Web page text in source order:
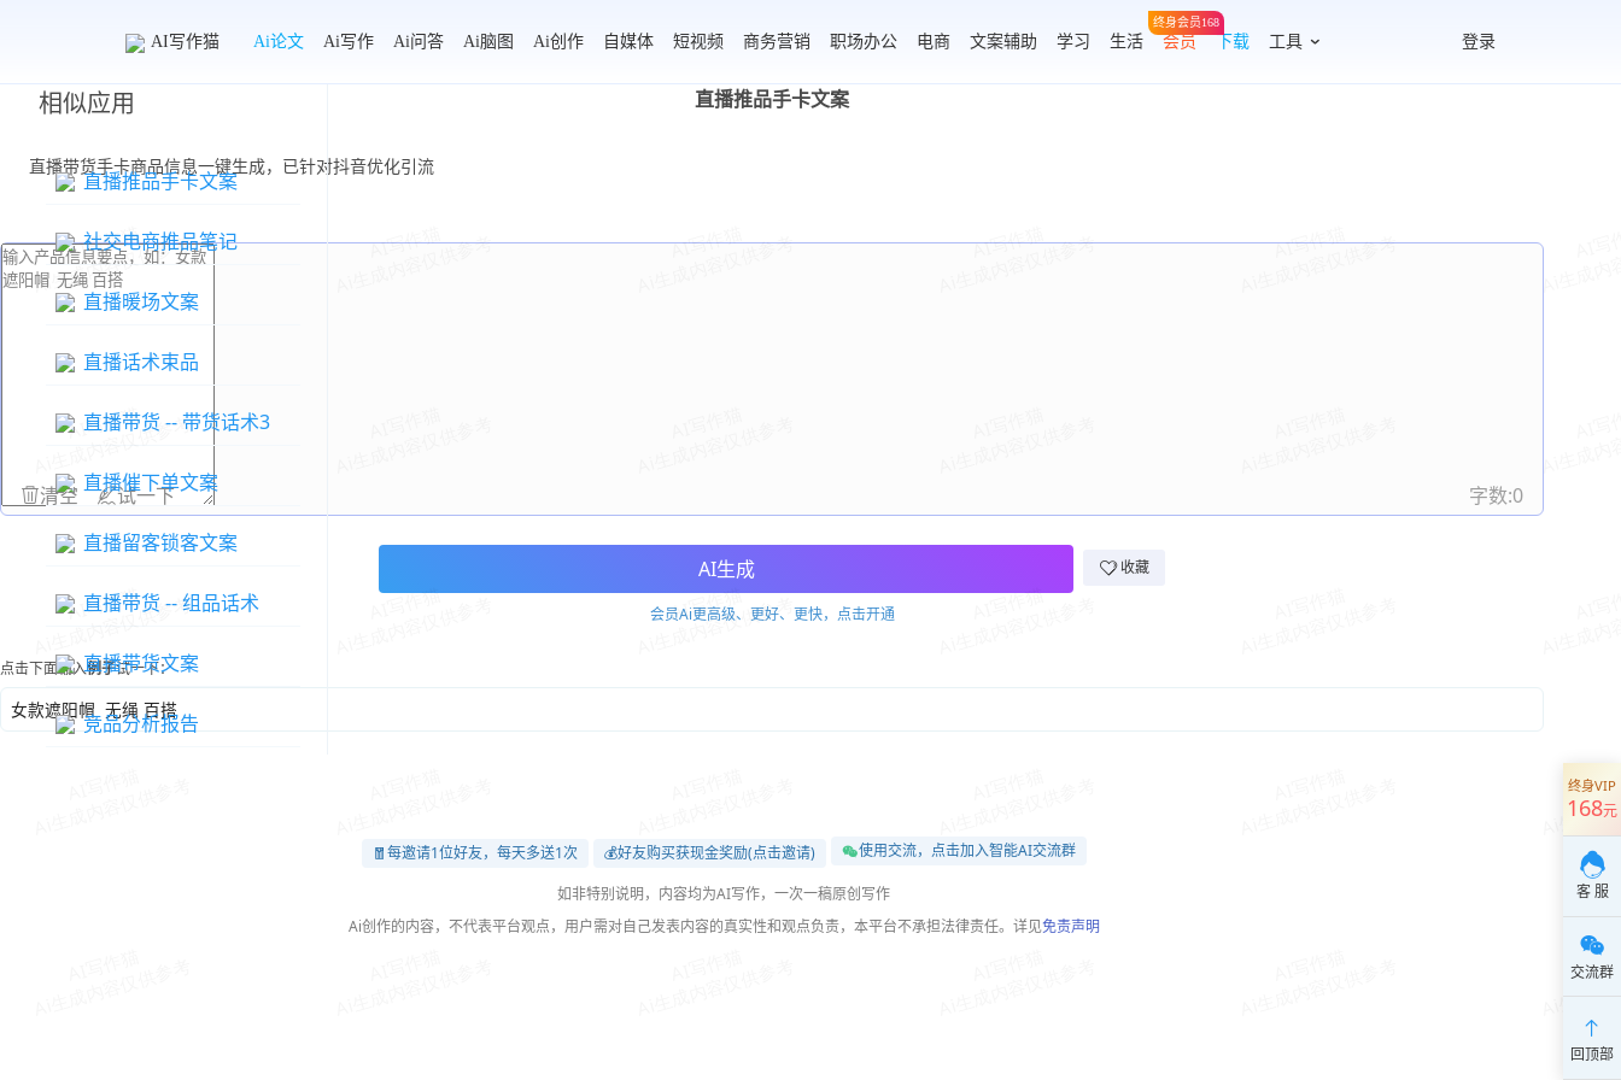
AI写作猫 Ai论文 Ai写作 Ai问答 Ai脑图 Ai创作 自媒体 短视频 商务营销 职场办公 电商 文案辅助 学习 生活
终身会员168
会员 下载 工具 登录
直播推品手卡文案
直播带货手卡商品信息一键生成，已针对抖音优化引流
清空 试一下 字数:0
AI生成 收藏
会员Ai更高级、更好、更快，点击开通
点击下面输入例子试一下：
女款遮阳帽 无绳 百搭
相似应用
直播推品手卡文案
社交电商推品笔记
直播暖场文案
直播话术束品
直播带货 -- 带货话术3
直播催下单文案
直播留客锁客文案
直播带货 -- 组品话术
直播带货文案
竞品分析报告
🧧每邀请1位好友，每天多送1次 💰好友购买获现金奖励(点击邀请) 使用交流，点击加入智能AI交流群
如非特别说明，内容均为AI写作，一次一稿原创写作
Ai创作的内容，不代表平台观点，用户需对自己发表内容的真实性和观点负责，本平台不承担法律责任。详见免责声明
终身VIP
168元
客 服
交流群
回顶部